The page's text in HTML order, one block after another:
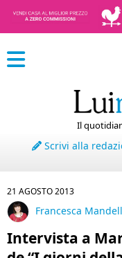
Il
Scrivi alla
21 AGOSTO 2013
Francesca
Intervista a